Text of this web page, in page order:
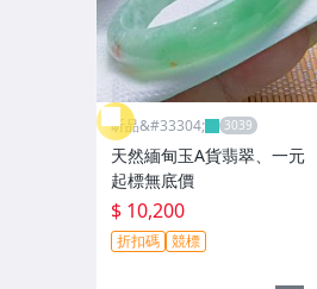
昕品&#33304;
天然緬甸玉A貨翡翠、一元
起標無底價
$ 10,200
折扣碼 競標